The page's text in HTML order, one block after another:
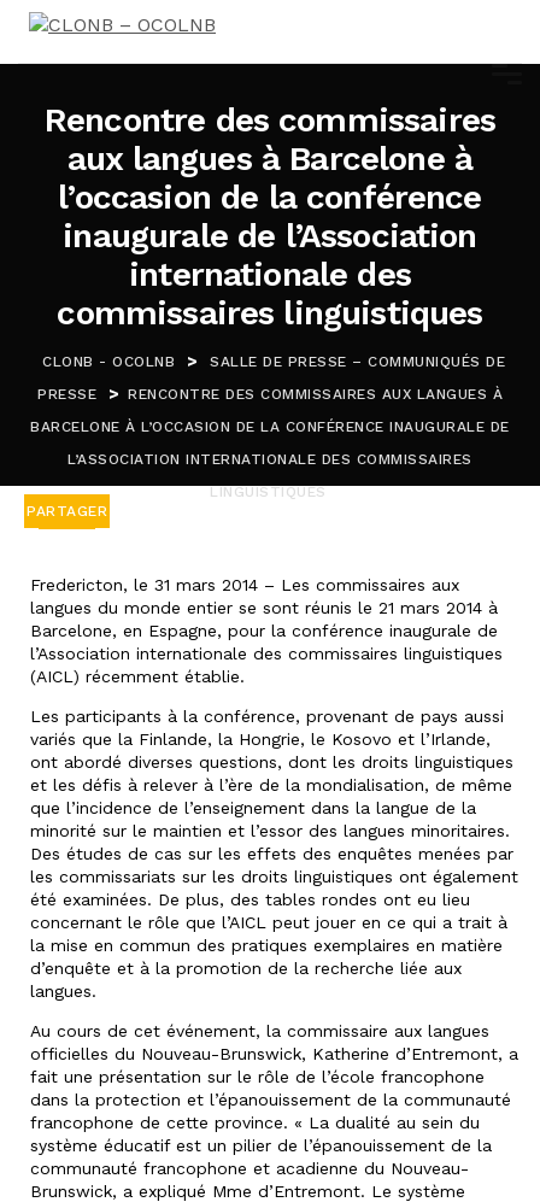
Rencontre des commissaires
aux langues à Barcelone à
l’occasion de la conférence
inaugurale de l’Association
internationale des
commissaires linguistiques
CLONB - OCOLNB >
SALLE DE PRESSE – COMMUNIQUÉS DE
PRESSE
> RENCONTRE DES COMMISSAIRES AUX LANGUES À
BARCELONE À L’OCCASION DE LA CONFÉRENCE INAUGURALE DE
L’ASSOCIATION INTERNATIONALE DES COMMISSAIRES
LINGUISTIQUES
PARTAGER
Fredericton, le 31 mars 2014 – Les commissaires aux
langues du monde entier se sont réunis le 21 mars 2014 à
Barcelone, en Espagne, pour la conférence inaugurale de
l’Association internationale des commissaires linguistiques
(AICL) récemment établie.
Les participants à la conférence, provenant de pays aussi
variés que la Finlande, la Hongrie, le Kosovo et l’Irlande,
ont abordé diverses questions, dont les droits linguistiques
et les défis à relever à l’ère de la mondialisation, de même
que l’incidence de l’enseignement dans la langue de la
minorité sur le maintien et l’essor des langues minoritaires.
Des études de cas sur les effets des enquêtes menées par
les commissariats sur les droits linguistiques ont également
été examinées. De plus, des tables rondes ont eu lieu
concernant le rôle que l’AICL peut jouer en ce qui a trait à
la mise en commun des pratiques exemplaires en matière
d’enquête et à la promotion de la recherche liée aux
langues.
Au cours de cet événement, la commissaire aux langues
officielles du Nouveau-Brunswick, Katherine d’Entremont, a
fait une présentation sur le rôle de l’école francophone
dans la protection et l’épanouissement de la communauté
francophone de cette province. « La dualité au sein du
système éducatif est un pilier de l’épanouissement de la
communauté francophone et acadienne du Nouveau-
Brunswick, a expliqué Mme d’Entremont. Le système